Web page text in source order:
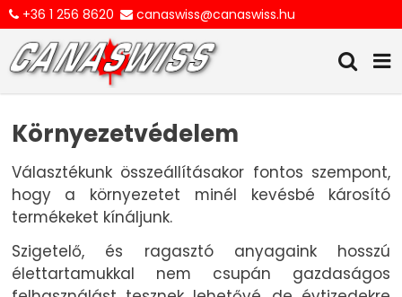
+36 1 256 8620 canaswiss@canaswiss.hu
Környezetvédelem
Választékunk összeállításakor fontos szempont,
hogy a környezetet minél kevésbé károsító
termékeket kínáljunk.
Szigetelő, és ragasztó anyagaink hosszú
élettartamukkal nem csupán gazdaságos